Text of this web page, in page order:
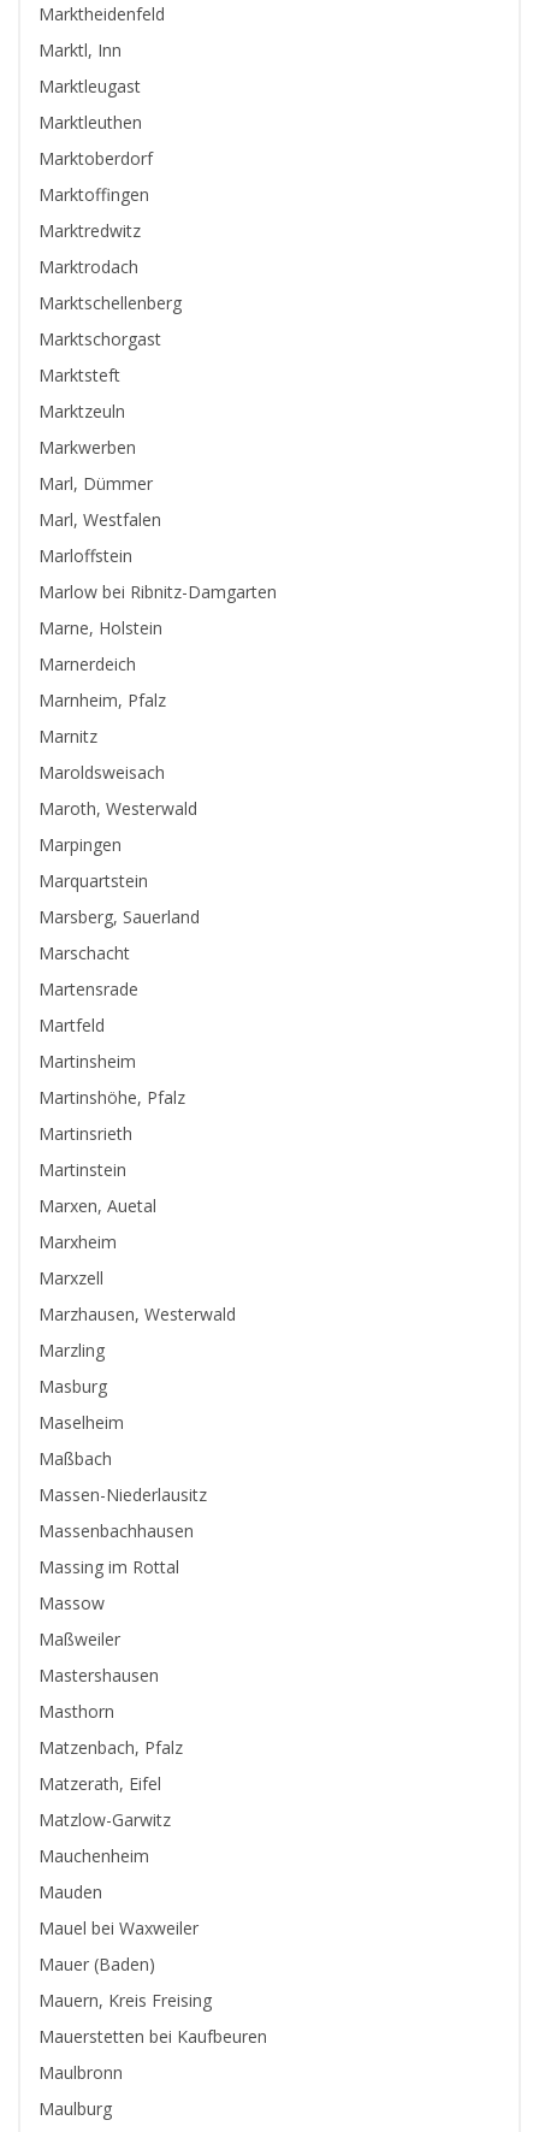
Marktheidenfeld
Marktl, Inn
Marktleugast
Marktleuthen
Marktoberdorf
Marktoffingen
Marktredwitz
Marktrodach
Marktschellenberg
Marktschorgast
Marktsteft
Marktzeuln
Markwerben
Marl, Dümmer
Marl, Westfalen
Marloffstein
Marlow bei Ribnitz-Damgarten
Marne, Holstein
Marnerdeich
Marnheim, Pfalz
Marnitz
Maroldsweisach
Maroth, Westerwald
Marpingen
Marquartstein
Marsberg, Sauerland
Marschacht
Martensrade
Martfeld
Martinsheim
Martinshöhe, Pfalz
Martinsrieth
Martinstein
Marxen, Auetal
Marxheim
Marxzell
Marzhausen, Westerwald
Marzling
Masburg
Maselheim
Maßbach
Massen-Niederlausitz
Massenbachhausen
Massing im Rottal
Massow
Maßweiler
Mastershausen
Masthorn
Matzenbach, Pfalz
Matzerath, Eifel
Matzlow-Garwitz
Mauchenheim
Mauden
Mauel bei Waxweiler
Mauer (Baden)
Mauern, Kreis Freising
Mauerstetten bei Kaufbeuren
Maulbronn
Maulburg